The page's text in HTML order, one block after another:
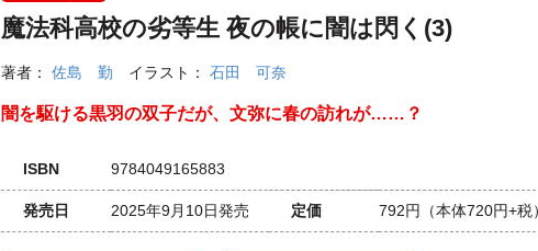
魔法科高校の劣等生 夜の帳に闇は閃く(3)
著者： 佐島 勤 イラスト： 石田 可奈
闇を駆ける黒羽の双子だが、文弥に春の訪れが……？
ISBN 9784049165883
発売日 2025年9月10日発売 定価 792円 （本体720円+税